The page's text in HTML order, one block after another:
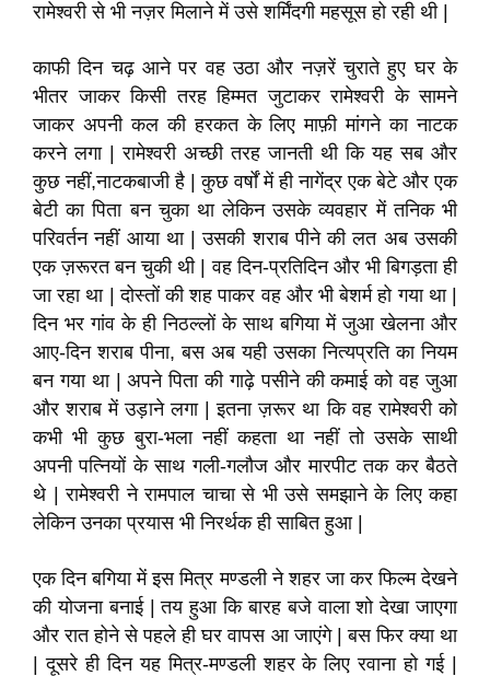
रामेश्वरी से भी नज़र मिलाने में उसे शर्मिंदगी महसूस हो रही थी |
काफी दिन चढ़ आने पर वह उठा और नज़रें चुराते हुए घर के
भीतर जाकर किसी तरह हिम्मत जुटाकर रामेश्वरी के सामने
जाकर अपनी कल की हरकत के लिए माफ़ी मांगने का नाटक
करने लगा | रामेश्वरी अच्छी तरह जानती थी कि यह सब और
कुछ नहीं,नाटकबाजी है | कुछ वर्षों में ही नागेंद्र एक बेटे और एक
बेटी का पिता बन चुका था लेकिन उसके व्यवहार में तनिक भी
परिवर्तन नहीं आया था | उसकी शराब पीने की लत अब उसकी
एक ज़रूरत बन चुकी थी | वह दिन-प्रतिदिन और भी बिगड़ता ही
जा रहा था | दोस्तों की शह पाकर वह और भी बेशर्म हो गया था |
दिन भर गांव के ही निठल्लों के साथ बगिया में जुआ खेलना और
आए-दिन शराब पीना, बस अब यही उसका नित्यप्रति का नियम
बन गया था | अपने पिता की गाढ़े पसीने की कमाई को वह जुआ
और शराब में उड़ाने लगा | इतना ज़रूर था कि वह रामेश्वरी को
कभी भी कुछ बुरा-भला नहीं कहता था नहीं तो उसके साथी
अपनी पत्नियों के साथ गली-गलौज और मारपीट तक कर बैठते
थे | रामेश्वरी ने रामपाल चाचा से भी उसे समझाने के लिए कहा
लेकिन उनका प्रयास भी निरर्थक ही साबित हुआ |
एक दिन बगिया में इस मित्र मण्डली ने शहर जा कर फिल्म देखने
की योजना बनाई | तय हुआ कि बारह बजे वाला शो देखा जाएगा
और रात होने से पहले ही घर वापस आ जाएंगे | बस फिर क्या था
| दूसरे ही दिन यह मित्र-मण्डली शहर के लिए रवाना हो गई |